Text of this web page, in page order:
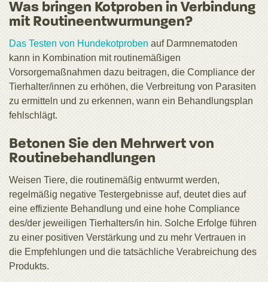
Was bringen Kotproben in Verbindung
mit Routineentwurmungen?
Das Testen von Hundekotproben auf Darmnematoden
kann in Kombination mit routinemäßigen
Vorsorgemaßnahmen dazu beitragen, die Compliance der
Tierhalter/innen zu erhöhen, die Verbreitung von Parasiten
zu ermitteln und zu erkennen, wann ein Behandlungsplan
fehlschlägt.
Betonen Sie den Mehrwert von
Routinebehandlungen
Weisen Tiere, die routinemäßig entwurmt werden,
regelmäßig negative Testergebnisse auf, deutet dies auf
eine effiziente Behandlung und eine hohe Compliance
des/der jeweiligen Tierhalters/in hin. Solche Erfolge führen
zu einer positiven Verstärkung und zu mehr Vertrauen in
die Empfehlungen und die tatsächliche Verabreichung des
Produkts.